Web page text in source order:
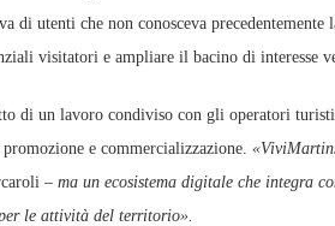
utenti che non conosceva precedentemente
visitatori e ampliare il bacino di interesse
di un lavoro condiviso con gli operatori
e commercializzazione.
– ma un ecosistema digitale che integra
le attività del territorio».